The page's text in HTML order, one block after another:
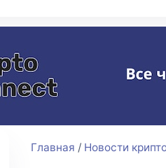
Главная / Новости